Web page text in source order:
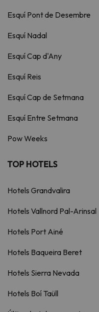
Esquí Pont de Desembre
Esquí Nadal
Esquí Cap d'Any
Esquí Reis
Esquí Cap de Setmana
Esquí Entre Setmana
Pow Weeks
TOP HOTELS
Hotels Grandvalira
Hotels Vallnord Pal-Arinsal
Hotels Port Ainé
Hotels Baqueira Beret
Hotels Sierra Nevada
Hotels Boí Taüll